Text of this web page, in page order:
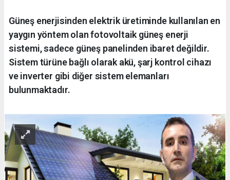
Güneş enerjisinden elektrik üretiminde kullanılan en
yaygın yöntem olan fotovoltaik güneş enerji
sistemi, sadece güneş panelinden ibaret değildir.
Sistem türüne bağlı olarak akü, şarj kontrol cihazı
ve inverter gibi diğer sistem elemanları
bulunmaktadır.